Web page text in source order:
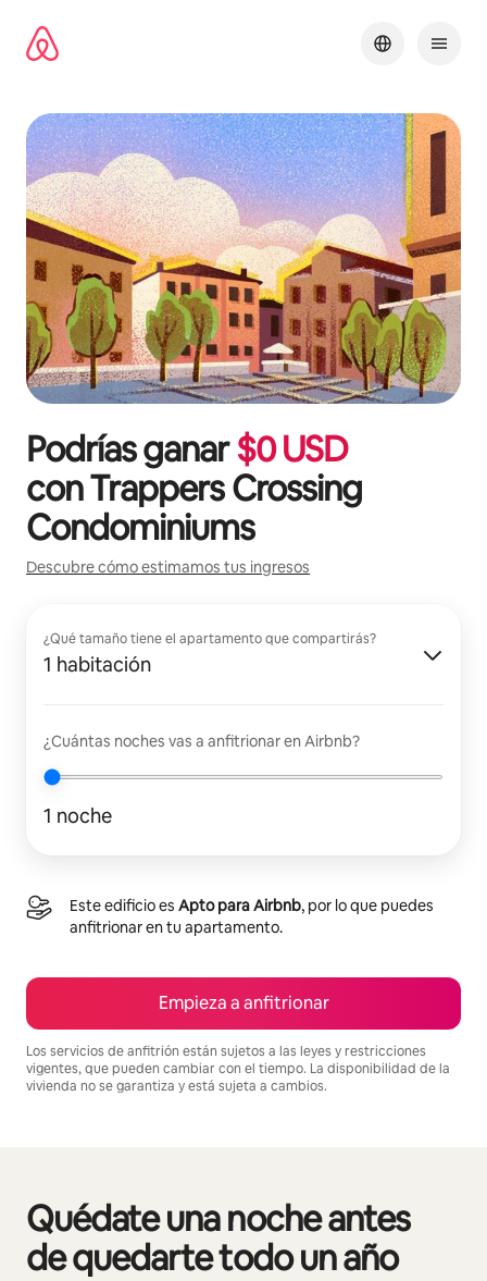
contenido
Podrías ganar$0USD
conTrappers Crossing
Condominiums
Descubre cómo estimamos tus ingresos
¿Qué tamaño tiene el apartamento que compartirás?
1 habitación
¿Cuántas noches vas a anfitrionar en Airbnb?
1 noche
Este edificio es Apto para Airbnb, por lo que puedes
anfitrionar en tu apartamento.
Empieza a anfitrionar
Los servicios de anfitrión están sujetos a las leyes y restricciones
vigentes, que pueden cambiar con el tiempo. La disponibilidad de la
vivienda no se garantiza y está sujeta a cambios.
Quédate una noche antes
de quedarte todo un año
Se muestran0 de 0 elementos